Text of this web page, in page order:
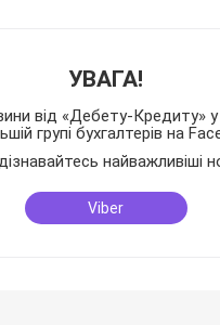
УВАГА!
від «Дебету-Кредиту»
групі бухгалтерів на
найважливіші
Viber